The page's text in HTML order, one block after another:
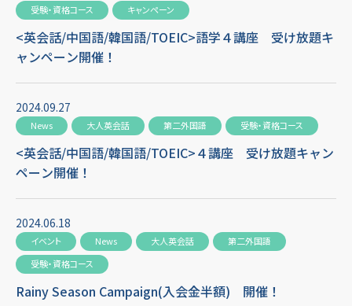
受験・資格コース
キャンペーン
<英会話/中国語/韓国語/TOEIC>語学４講座 受け放題キ
ャンペーン開催！
2024.09.27
News 大人英会話 第二外国語 受験・資格コース
<英会話/中国語/韓国語/TOEIC>４講座 受け放題キャン
ペーン開催！
2024.06.18
イベント News 大人英会話
第二外国語
受験・資格コース
Rainy Season Campaign(入会金半額) 開催！